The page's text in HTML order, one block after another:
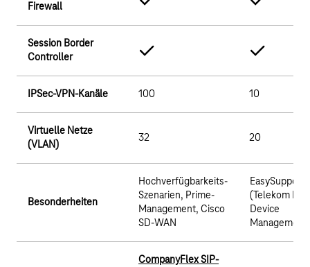
Firewall
Session Border
Controller
IPSec-VPN-Kanäle 100 10
Virtuelle Netze
(VLAN)
32 20
Besonderheiten
Hochverfügbarkeits-
Szenarien, Prime-
Management, Cisco
SD-WAN
EasySupport
(Telekom
Device
Management)
CompanyFlex SIP-